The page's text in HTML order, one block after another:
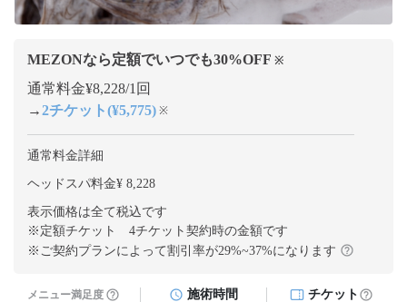
MEZONなら定額でいつでも30%OFF ※
通常料金¥8,228/1回
→2チケット(¥5,775) ※
通常料金詳細
ヘッドスパ料金¥ 8,228
表示価格は全て税込です
※定額チケット 4チケット契約時の金額です
※ご契約プランによって割引率が29%~37%になります
メニュー満足度 施術時間 チケット